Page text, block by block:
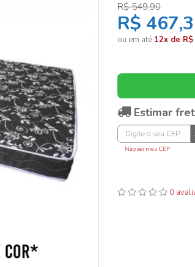
R$ 549,90
R$
ou em até 12x de
Estimar
Não sei meu CEP
0